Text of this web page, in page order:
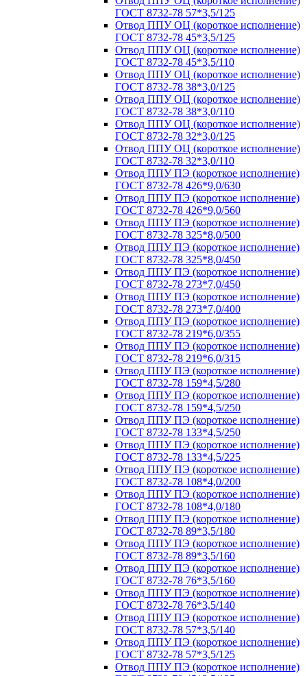
ГОСТ 8732-78 57*3,5/125
Отвод ППУ ОЦ (короткое исполнение)
ГОСТ 8732-78 45*3,5/125
Отвод ППУ ОЦ (короткое исполнение)
ГОСТ 8732-78 45*3,5/110
Отвод ППУ ОЦ (короткое исполнение)
ГОСТ 8732-78 38*3,0/125
Отвод ППУ ОЦ (короткое исполнение)
ГОСТ 8732-78 38*3,0/110
Отвод ППУ ОЦ (короткое исполнение)
ГОСТ 8732-78 32*3,0/125
Отвод ППУ ОЦ (короткое исполнение)
ГОСТ 8732-78 32*3,0/110
Отвод ППУ ПЭ (короткое исполнение)
ГОСТ 8732-78 426*9,0/630
Отвод ППУ ПЭ (короткое исполнение)
ГОСТ 8732-78 426*9,0/560
Отвод ППУ ПЭ (короткое исполнение)
ГОСТ 8732-78 325*8,0/500
Отвод ППУ ПЭ (короткое исполнение)
ГОСТ 8732-78 325*8,0/450
Отвод ППУ ПЭ (короткое исполнение)
ГОСТ 8732-78 273*7,0/450
Отвод ППУ ПЭ (короткое исполнение)
ГОСТ 8732-78 273*7,0/400
Отвод ППУ ПЭ (короткое исполнение)
ГОСТ 8732-78 219*6,0/355
Отвод ППУ ПЭ (короткое исполнение)
ГОСТ 8732-78 219*6,0/315
Отвод ППУ ПЭ (короткое исполнение)
ГОСТ 8732-78 159*4,5/280
Отвод ППУ ПЭ (короткое исполнение)
ГОСТ 8732-78 159*4,5/250
Отвод ППУ ПЭ (короткое исполнение)
ГОСТ 8732-78 133*4,5/250
Отвод ППУ ПЭ (короткое исполнение)
ГОСТ 8732-78 133*4,5/225
Отвод ППУ ПЭ (короткое исполнение)
ГОСТ 8732-78 108*4,0/200
Отвод ППУ ПЭ (короткое исполнение)
ГОСТ 8732-78 108*4,0/180
Отвод ППУ ПЭ (короткое исполнение)
ГОСТ 8732-78 89*3,5/180
Отвод ППУ ПЭ (короткое исполнение)
ГОСТ 8732-78 89*3,5/160
Отвод ППУ ПЭ (короткое исполнение)
ГОСТ 8732-78 76*3,5/160
Отвод ППУ ПЭ (короткое исполнение)
ГОСТ 8732-78 76*3,5/140
Отвод ППУ ПЭ (короткое исполнение)
ГОСТ 8732-78 57*3,5/140
Отвод ППУ ПЭ (короткое исполнение)
ГОСТ 8732-78 57*3,5/125
Отвод ППУ ПЭ (короткое исполнение)